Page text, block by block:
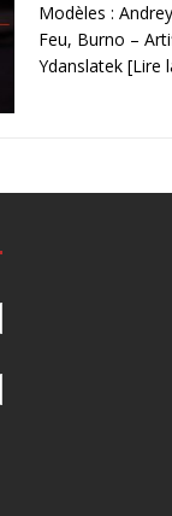
Modèles :
Feu, Burno –
Ydanslatek [Lire